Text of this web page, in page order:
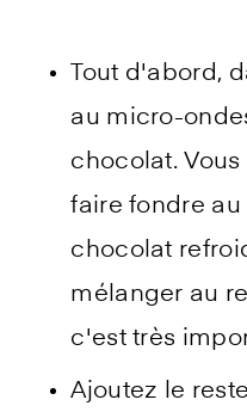
Tout d'abord,
au micro-
chocolat.
faire fondre au
chocolat
mélanger au
c'est très
Ajoutez le